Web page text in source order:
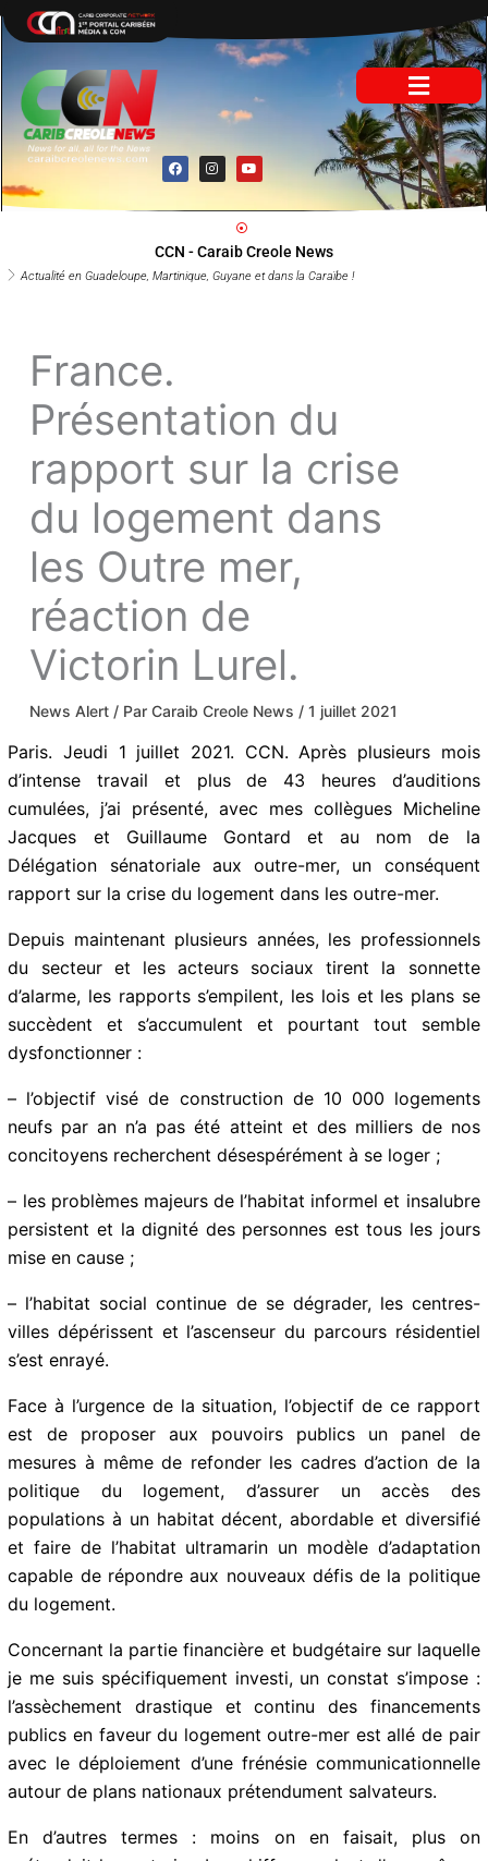
au
F
a
c
b
k
I
n
s
a
a
Y
o
u
u
b
Actualité en Guadeloupe, Martinique, Guyane et dans la Caraïbe !
CCN - Caraib Creole News
France.
Présentation du
rapport sur la
crise du logement
dans les Outre
mer, réaction de
Victorin Lurel.
News Alert / ParCaraib Creole News /1 juillet
Paris. Jeudi 1 juillet 2021. CCN. Après plusieurs mois
d’intense travail et plus de 43 heures d’auditions
cumulées, j’ai présenté, avec mes collègues Micheline
Jacques et Guillaume Gontard et au nom de la
Délégation sénatoriale aux outre-mer, un conséquent
Depuis maintenant plusieurs années, les professionnels
du secteur et les acteurs sociaux tirent la sonnette
d’alarme, les rapports s’empilent, les lois et les plans se
succèdent et s’accumulent et pourtant tout semble
– l’objectif visé de construction de 10 000 logements
neufs par an n’a pas été atteint et des milliers de nos
– les problèmes majeurs de l’habitat informel et
insalubre persistent et la dignité des personnes est
– l’habitat social continue de se dégrader, les centres-
villes dépérissent et l’ascenseur du parcours résidentiel
Face à l’urgence de la situation, l’objectif de ce rapport
est de proposer aux pouvoirs publics un panel de
mesures à même de refonder les cadres d’action de la
politique du logement, d’assurer un accès des
populations à un habitat décent, abordable et
diversifié et faire de l’habitat ultramarin un modèle
d’adaptation capable de répondre aux nouveaux défis
Concernant la partie financière et budgétaire sur
laquelle je me suis spécifiquement investi, un constat
s’impose : l’assèchement drastique et continu des
financements publics en faveur du logement outre-mer
est allé de pair avec le déploiement d’une frénésie
prétendument salvateurs.